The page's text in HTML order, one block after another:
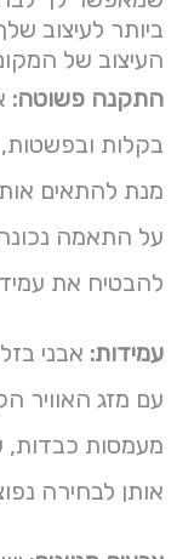
ביותר לעיצוב
העיצוב של
התקנה פשוטה:
בקלות ובפשטות,
מנת להתאים
על התאמה
להבטיח את
עמידות: אבני
עם מזג האוויר
מעמסות כבדות,
אותן לבחירה